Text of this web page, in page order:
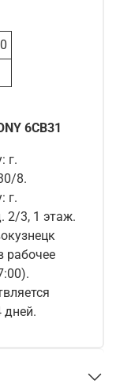
6CB31
г.
8.
г.
2/3, 1 этаж.
рабочее
дней.